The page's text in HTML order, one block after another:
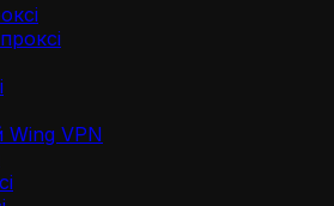
Wing VPN